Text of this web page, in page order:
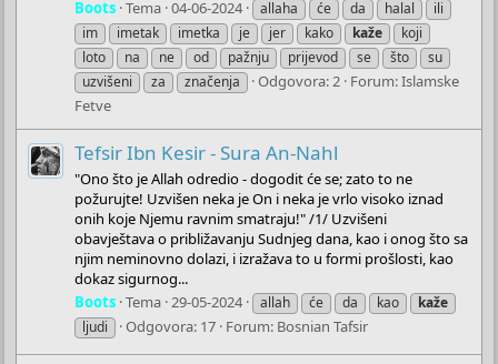
Boots Tema 04-06-2024 allaha će da halal
ili
im
imetak imetka je jer kako kaže
koji
loto
na ne od pažnju prijevod se što
su
uzvišeni
za značenja Odgovora: 2 Forum:Islamske
Fetve
Tefsir Ibn Kesir - Sura An-Nahl
"Ono što je Allah odredio - dogodit će se; zato to ne
požurujte! Uzvišen neka je On i neka je vrlo visoko iznad
onih koje Njemu ravnim smatraju!" /1/ Uzvišeni
obavještava o približavanju Sudnjeg dana, kao i onog što sa
njim neminovno dolazi, i izražava to u formi prošlosti, kao
dokaz sigurnog...
Boots Tema 29-05-2024 allah će da kao
kaže
ljudi
Odgovora: 17 Forum: Bosnian Tafsir